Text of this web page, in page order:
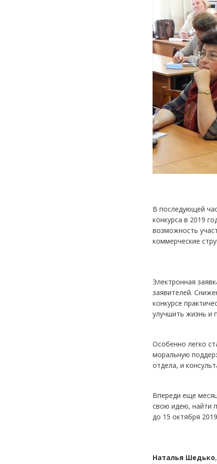
В последующей
конкурса в 2019
возможность
коммерческие
Электронная
заявителей.
конкурсе
улучшить жизнь и
Особенно легко
моральную
отдела, и
Впереди еще
свою идею, найти
до 15 октября
Наталья Шедько